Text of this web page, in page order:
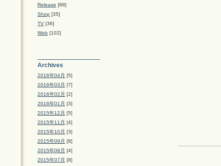
Release [88]
Shop [35]
TV [36]
Web [102]
Archives
2016年04月 [5]
2016年03月 [7]
2016年02月 [2]
2016年01月 [3]
2015年12月 [5]
2015年11月 [4]
2015年10月 [3]
2015年09月 [8]
2015年08月 [4]
2015年07月 [8]